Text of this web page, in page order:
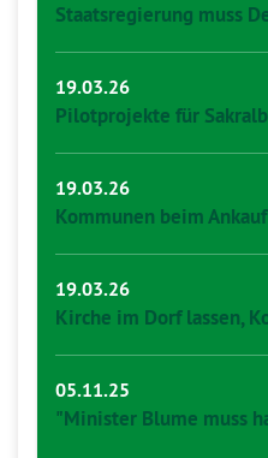
Staatsregierung muss
19.03.26
Pilotprojekte für
19.03.26
Kommunen beim
19.03.26
Kirche im Dorf lassen,
05.11.25
"Minister Blume muss